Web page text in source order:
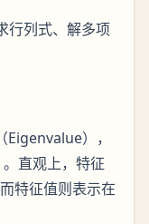
行列式、解多项
= \lambda
（Eigenvalue），
。直观上，特征
特征值则表示在